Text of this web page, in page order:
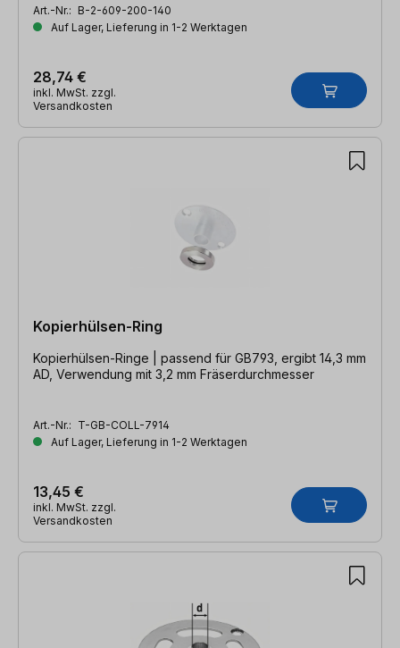
Art.-Nr.: B-2-609-200-140
Auf Lager, Lieferung in 1-2 Werktagen
28,74 €
inkl. MwSt. zzgl.
Versandkosten
Kopierhülsen-Ring
Kopierhülsen-Ringe | passend für GB793, ergibt 14,3 mm
AD, Verwendung mit 3,2 mm Fräserdurchmesser
Art.-Nr.: T-GB-COLL-7914
Auf Lager, Lieferung in 1-2 Werktagen
13,45 €
inkl. MwSt. zzgl.
Versandkosten